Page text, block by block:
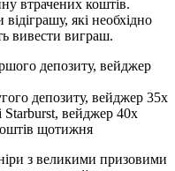
втрачених коштів.
які необхідно
вивести виграш.
депозиту, вейджер
депозиту, вейджер 35x
Starburst, вейджер 40x
щотижня
з великими призовими